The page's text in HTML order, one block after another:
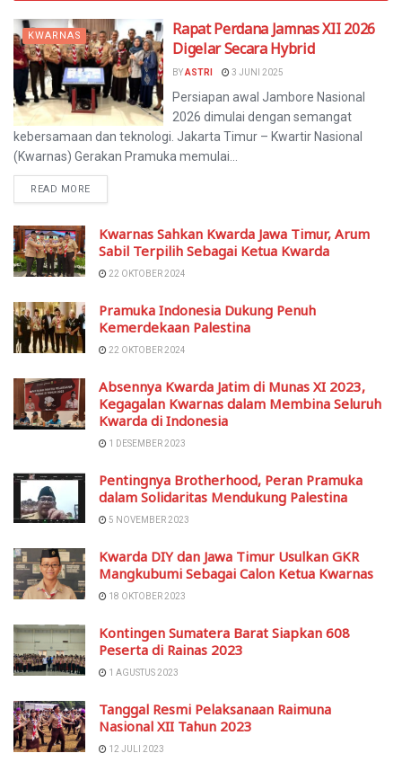
KWARNAS
Rapat Perdana Jamnas XII 2026
Digelar Secara Hybrid
BYASTRI 3 JUNI 2025
Persiapan awal Jambore Nasional
2026 dimulai dengan semangat
kebersamaan dan teknologi. Jakarta Timur – Kwartir Nasional
(Kwarnas) Gerakan Pramuka memulai...
READ MORE
Kwarnas Sahkan Kwarda Jawa Timur, Arum
Sabil Terpilih Sebagai Ketua Kwarda
22 OKTOBER 2024
Pramuka Indonesia Dukung Penuh
Kemerdekaan Palestina
22 OKTOBER 2024
Absennya Kwarda Jatim di Munas XI 2023,
Kegagalan Kwarnas dalam Membina Seluruh
Kwarda di Indonesia
1 DESEMBER 2023
Pentingnya Brotherhood, Peran Pramuka
dalam Solidaritas Mendukung Palestina
5 NOVEMBER 2023
Kwarda DIY dan Jawa Timur Usulkan GKR
Mangkubumi Sebagai Calon Ketua Kwarnas
18 OKTOBER 2023
Kontingen Sumatera Barat Siapkan 608
Peserta di Rainas 2023
1 AGUSTUS 2023
Tanggal Resmi Pelaksanaan Raimuna
Nasional XII Tahun 2023
12 JULI 2023